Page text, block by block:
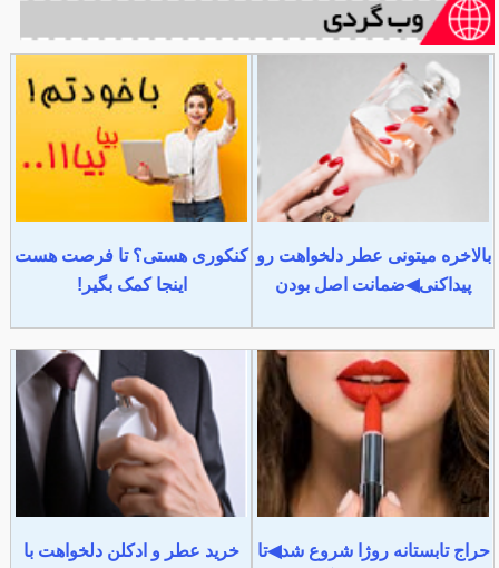
بالاخره میتونی عطر دلخواهت رو
پیداکنی◀ضمانت اصل بودن
کنکوری هستی؟ تا فرصت هست
اینجا کمک بگیر!
حراج تابستانه روژا شروع شد◀تا
خرید عطر و ادکلن دلخواهت با